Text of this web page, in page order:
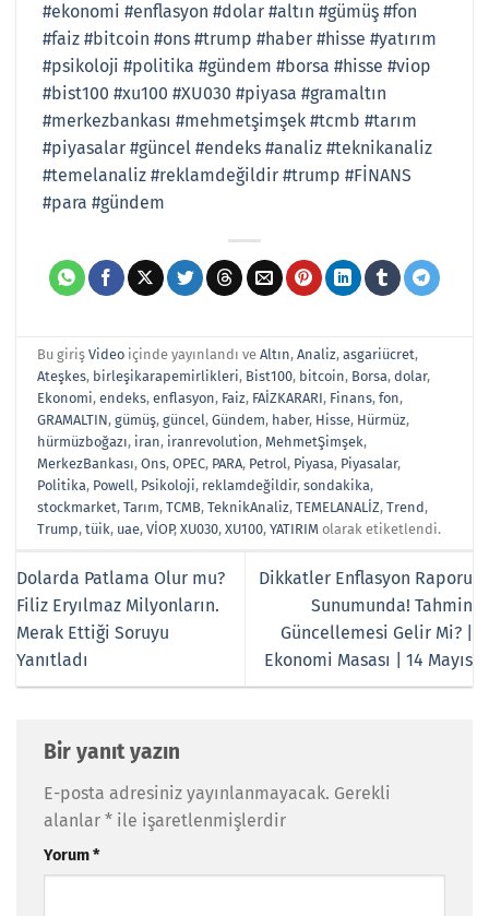
#ekonomi #enflasyon #dolar #altın #gümüş #fon
#faiz #bitcoin #ons #trump #haber #hisse #yatırım
#psikoloji #politika #gündem #borsa #hisse #viop
#bist100 #xu100 #XU030 #piyasa #gramaltın
#merkezbankası #mehmetşimşek #tcmb #tarım
#piyasalar #güncel #endeks #analiz #teknikanaliz
#temelanaliz #reklamdeğildir #trump #FİNANS
#para #gündem
Bu girişVideo içinde yayınlandı veAltın,Analiz,asgariücret,
Ateşkes, birleşikarapemirlikleri, Bist100, bitcoin, Borsa,dolar,
Ekonomi,endeks,enflasyon, Faiz, FAİZKARARI, Finans,fon,
GRAMALTIN,gümüş,güncel,Gündem, haber, Hisse, Hürmüz,
hürmüzboğazı, iran, iranrevolution,MehmetŞimşek,
MerkezBankası,Ons,OPEC, PARA, Petrol, Piyasa, Piyasalar,
Politika, Powell, Psikoloji, reklamdeğildir,sondakika,
stockmarket,Tarım,TCMB,TeknikAnaliz,TEMELANALİZ,Trend,
Trump,tüik, uae,VİOP,XU030,XU100,YATIRIM olarak etiketlendi.
Dolarda Patlama Olur mu?
Filiz Eryılmaz Milyonların.
Merak Ettiği Soruyu
Yanıtladı
Dikkatler Enflasyon Raporu
Sunumunda! Tahmin
Güncellemesi Gelir Mi? |
Ekonomi Masası | 14 Mayıs
Bir yanıt yazın
E-posta adresiniz yayınlanmayacak. Gerekli
alanlar * ile işaretlenmişlerdir
Yorum*